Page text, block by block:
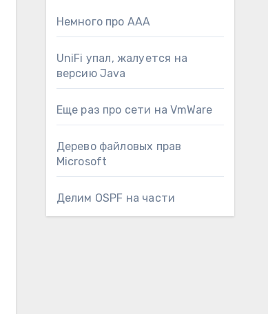
Немного про AAA
UniFi упал, жалуется на
версию Java
Еще раз про сети на VmWare
Дерево файловых прав
Microsoft
Делим OSPF на части